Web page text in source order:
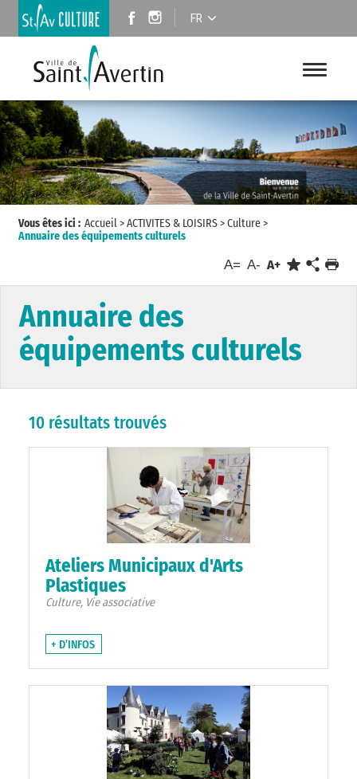
FR
Vous êtes ici : Accueil>ACTIVITES & LOISIRS>Culture>
Annuaire des équipements culturels
A= A- A+
Annuaire des
équipements culturels
10 résultats trouvés
Ateliers Municipaux d'Arts
Plastiques
Culture, Vie associative
+ D’INFOS